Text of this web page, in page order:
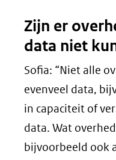
Zijn er
data niet
Sofia: “Niet alle
evenveel data,
in capaciteit of
data. Wat
bijvoorbeeld ook